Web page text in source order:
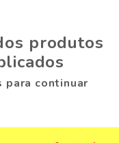
produtos
para continuar